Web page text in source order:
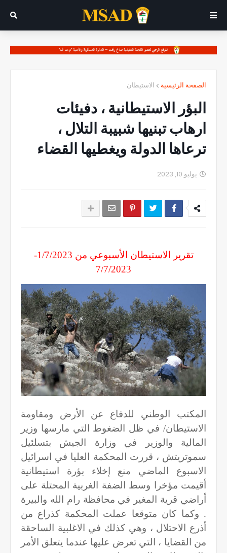
الصفحة الرئيسية الاستيطان
البؤر الاستيطانية ، دفيئات
ارهاب تبنيها شبيبة التلال ،
ترعاها الدولة ويغطيها القضاء
يوليو 10, 2023
تقرير الاستيطان الأسبوعي من 1/7/2023-
7/7/2023
المكتب الوطني للدفاع عن الأرض ومقاومة
الاستيطان/ في ظل الضغوط التي مارسها وزير
المالية والوزير في وزارة الجيش بتسلئيل
سموتريتش ، قررت المحكمة العليا في اسرائيل
الاسبوع الماضي منع إخلاء بؤرة استيطانية
أقيمت مؤخرا وسط الضفة الغربية المحتلة على
أراضي قرية المغير في محافظة رام الله والبيرة
. وكما كان متوقعا عملت المحكمة كذراع من
أذرع الاحتلال ، وهي كذلك في الاغلبية الساحقة
من القضايا ، التي تعرض عليها عندما يتعلق الأمر